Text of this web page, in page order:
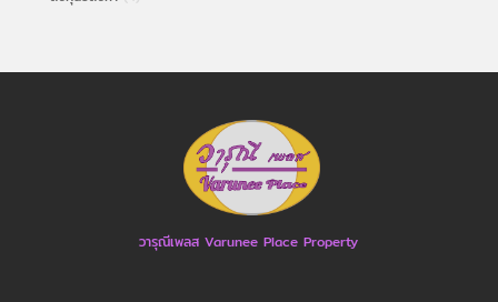
วารุณีเพลส Varunee Place Property